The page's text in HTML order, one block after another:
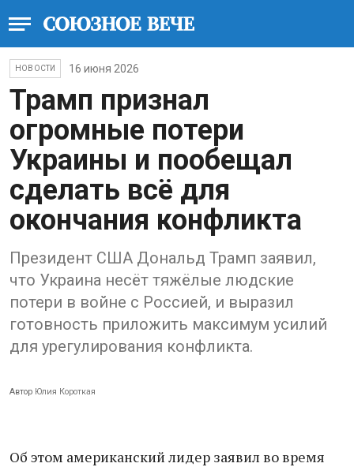
НОВОСТИ 16 июня 2026
Трамп признал
огромные потери
Украины и пообещал
сделать всё для
окончания конфликта
Президент США Дональд Трамп заявил,
что Украина несёт тяжёлые людские
потери в войне с Россией, и выразил
готовность приложить максимум усилий
для урегулирования конфликта.
Автор Юлия Короткая
Об этом американский лидер заявил во время